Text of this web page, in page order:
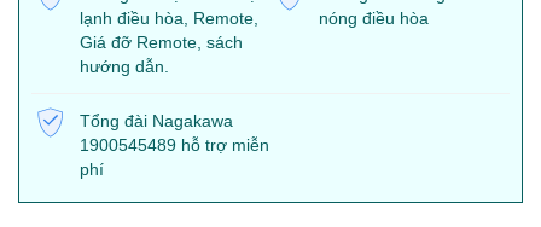
lạnh điều hòa, Remote,
Giá đỡ Remote, sách
hướng dẫn.
nóng điều hòa
Tổng đài Nagakawa
1900545489 hỗ trợ miễn
phí